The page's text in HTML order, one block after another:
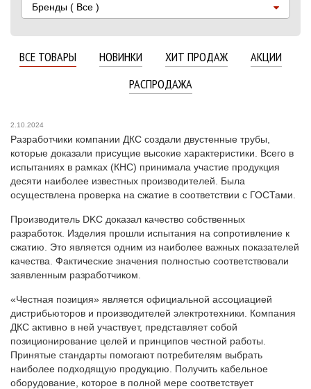
Бренды ( Все )
ВСЕ ТОВАРЫ НОВИНКИ ХИТ ПРОДАЖ
АКЦИИ
РАСПРОДАЖА
2.10.2024
Разработчики компании ДКС создали двустенные трубы,
которые доказали присущие высокие характеристики. Всего в
испытаниях в рамках (КНС) принимала участие продукция
десяти наиболее известных производителей. Была
осуществлена проверка на сжатие в соответствии с ГОСТами.
Производитель DKC доказал качество собственных
разработок. Изделия прошли испытания на сопротивление к
сжатию. Это является одним из наиболее важных показателей
качества. Фактические значения полностью соответствовали
заявленным разработчиком.
«Честная позиция» является официальной ассоциацией
дистрибьюторов и производителей электротехники. Компания
ДКС активно в ней участвует, представляет собой
позиционирование целей и принципов честной работы.
Принятые стандарты помогают потребителям выбрать
наиболее подходящую продукцию. Получить кабельное
оборудование, которое в полной мере соответствует